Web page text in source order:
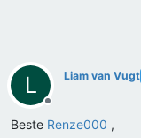
L
Offline
Liam van Vugt
Beste Renze000 ,